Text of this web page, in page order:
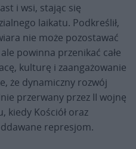
i wsi, stając się
laikatu. Podkreślił,
nie może pozostawać
powinna przenikać całe
kulturę i zaangażowanie
że dynamiczny rozwój
przerwany przez II wojnę
kiedy Kościół oraz
represjom.